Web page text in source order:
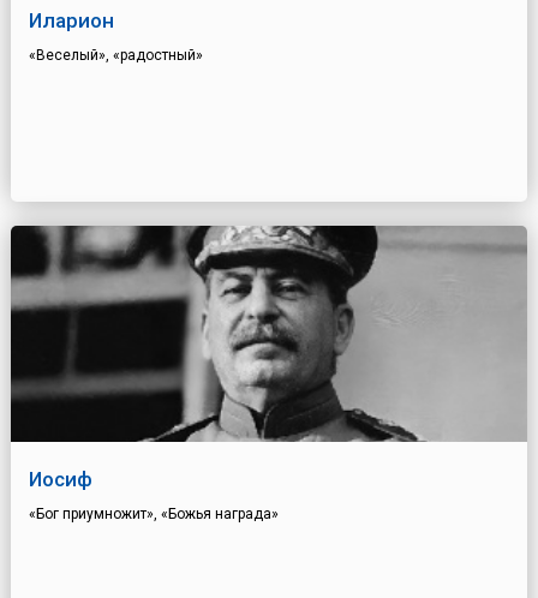
Иларион
«Веселый», «радостный»
Иосиф
«Бог приумножит», «Божья награда»